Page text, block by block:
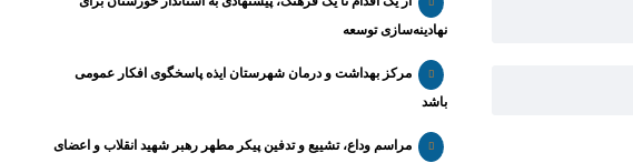
نهادینه‌سازی توسعه
مرکز بهداشت و درمان شهرستان ایذه پاسخگوی افکار عمومی
باشد
مراسم وداع، تشییع و تدفین پیکر مطهر رهبر شهید انقلاب و اعضای